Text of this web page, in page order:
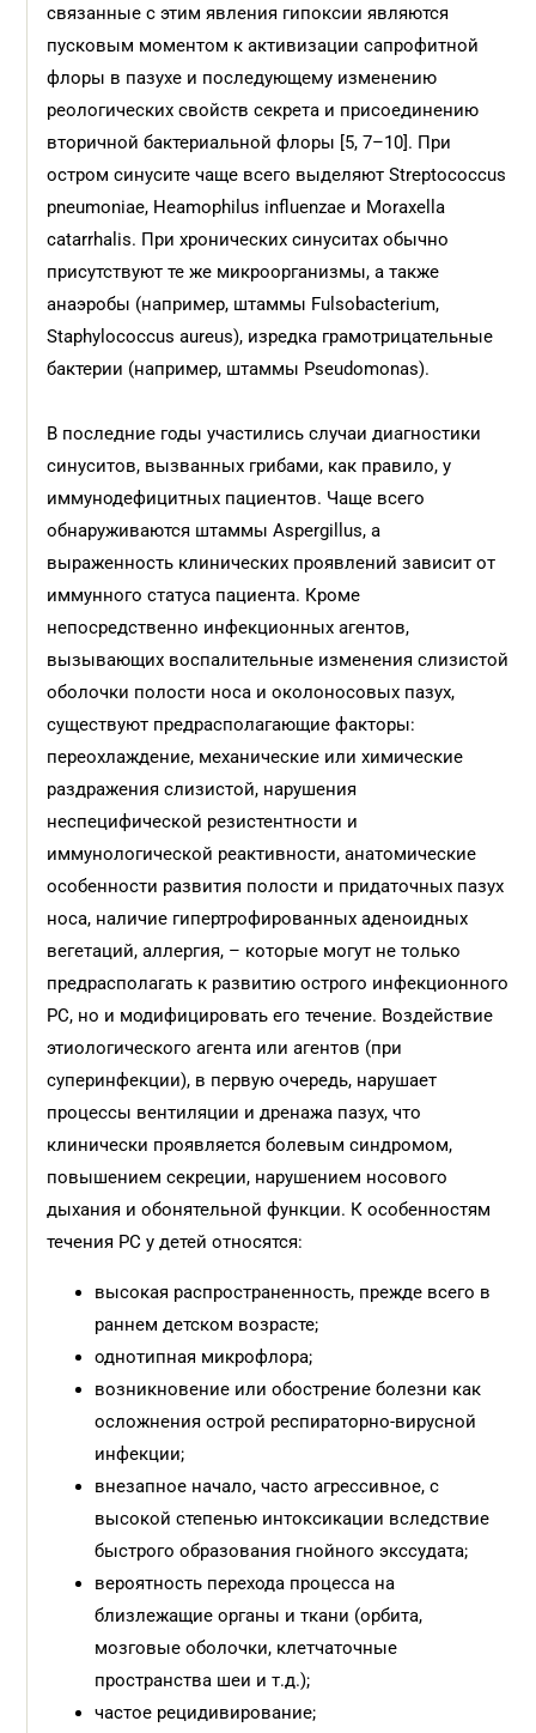
связанные с этим явления гипоксии являются
пусковым моментом к активизации сапрофитной
флоры в пазухе и последующему изменению
реологических свойств секрета и присоединению
вторичной бактериальной флоры [5, 7–10]. При
остром синусите чаще всего выделяют Streptococcus
pneumoniae, Heamophilus influenzae и Moraxella
catarrhalis. При хронических синуситах обычно
присутствуют те же микроорганизмы, а также
анаэробы (например, штаммы Fulsobacterium,
Staphylococcus aureus), изредка грамотрицательные
бактерии (например, штаммы Pseudomonas).
В последние годы участились случаи диагностики
синуситов, вызванных грибами, как правило, у
иммунодефицитных пациентов. Чаще всего
обнаруживаются штаммы Aspergillus, а
выраженность клинических проявлений зависит от
иммунного статуса пациента. Кроме
непосредственно инфекционных агентов,
вызывающих воспалительные изменения слизистой
оболочки полости носа и околоносовых пазух,
существуют предрасполагающие факторы:
переохлаждение, механические или химические
раздражения слизистой, нарушения
неспецифической резистентности и
иммунологической реактивности, анатомические
особенности развития полости и придаточных пазух
носа, наличие гипертрофированных аденоидных
вегетаций, аллергия, – которые могут не только
предрасполагать к развитию острого инфекционного
РС, но и модифицировать его течение. Воздействие
этиологического агента или агентов (при
суперинфекции), в первую очередь, нарушает
процессы вентиляции и дренажа пазух, что
клинически проявляется болевым синдромом,
повышением секреции, нарушением носового
дыхания и обонятельной функции. К особенностям
течения РС у детей относятся:
высокая распространенность, прежде всего в
раннем детском возрасте;
однотипная микрофлора;
возникновение или обострение болезни как
осложнения острой респираторно-вирусной
инфекции;
внезапное начало, часто агрессивное, с
высокой степенью интоксикации вследствие
быстрого образования гнойного экссудата;
вероятность перехода процесса на
близлежащие органы и ткани (орбита,
мозговые оболочки, клетчаточные
пространства шеи и т.д.);
частое рецидивирование;